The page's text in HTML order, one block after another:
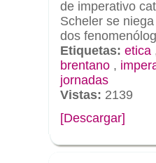
de imperativo
Scheler se
dos
Etiquetas: etica
brentano ,
jornadas
Vistas: 2139
[Descargar]